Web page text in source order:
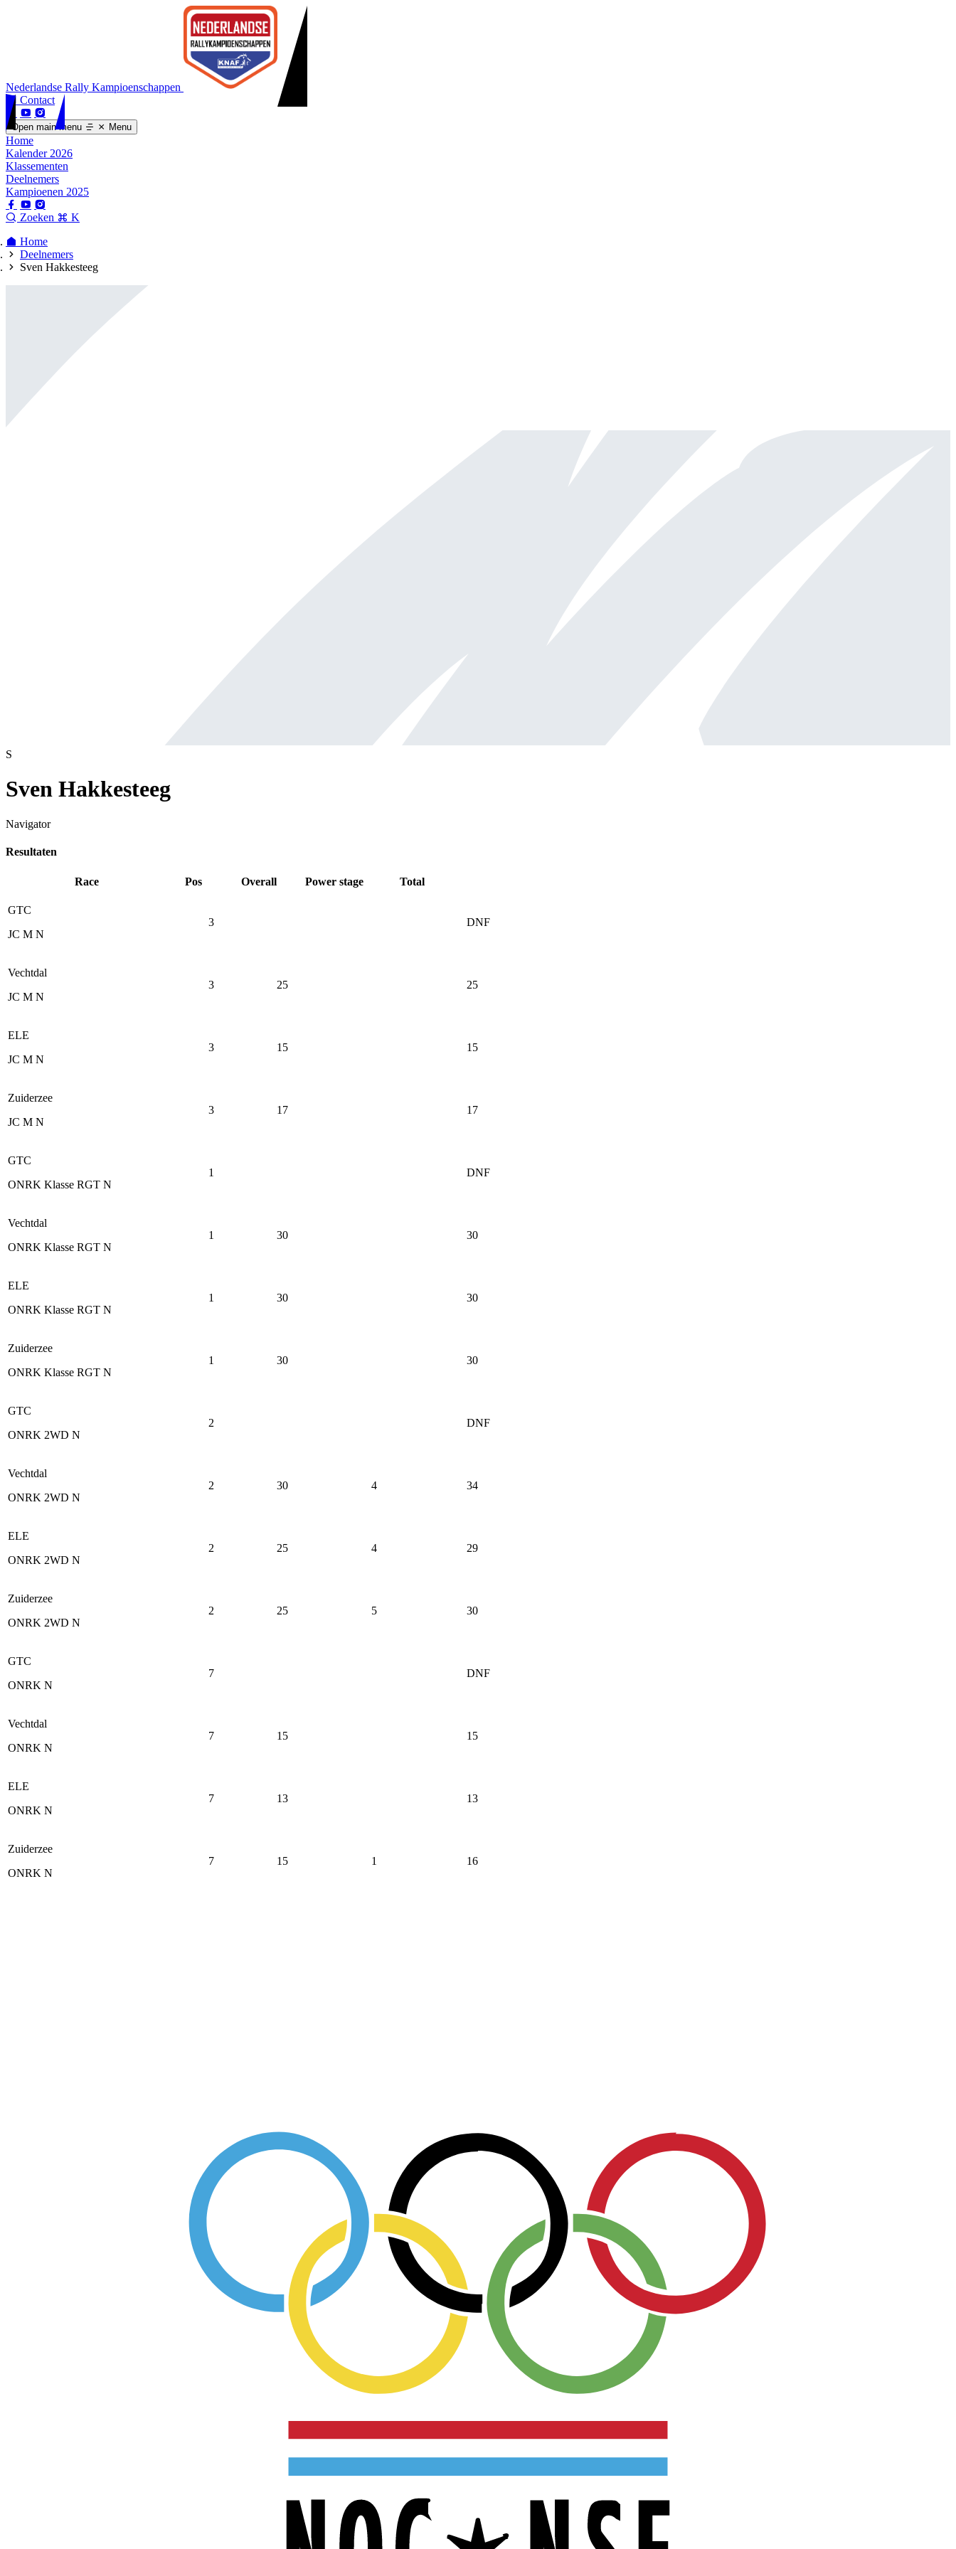
Nederlandse Rally Kampioenschappen
Contact
Open main menu Menu
Home
Kalender 2026
Klassementen
Deelnemers
Kampioenen 2025
Zoeken
K
Home
Deelnemers
Sven Hakkesteeg
S
Sven Hakkesteeg
Navigator
Resultaten
Race Pos Overall Power stage Total
GTC
JC M N
3 DNF
Vechtdal
JC M N
3 25 25
ELE
JC M N
3 15 15
Zuiderzee
JC M N
3 17 17
GTC
ONRK Klasse RGT N
1 DNF
Vechtdal
ONRK Klasse RGT N
1 30 30
ELE
ONRK Klasse RGT N
1 30 30
Zuiderzee
ONRK Klasse RGT N
1 30 30
GTC
ONRK 2WD N
2 DNF
Vechtdal
ONRK 2WD N
2 30 4 34
ELE
ONRK 2WD N
2 25 4 29
Zuiderzee
ONRK 2WD N
2 25 5 30
GTC
ONRK N
7 DNF
Vechtdal
ONRK N
7 15 15
ELE
ONRK N
7 13 13
Zuiderzee
ONRK N
7 15 1 16